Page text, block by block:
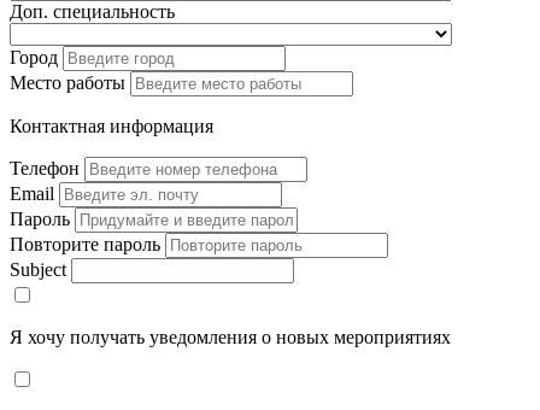
Доп. специальность
Город
Место работы
Контактная информация
Телефон
Email
Пароль
Повторите пароль
Subject
Я хочу получать уведомления о новых мероприятиях